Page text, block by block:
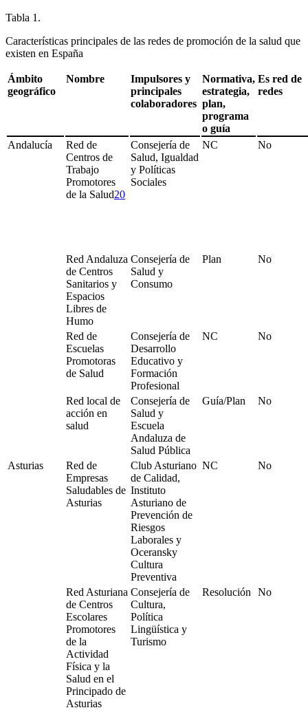
Tabla 1.
Características principales de las redes de promoción de la salud que
existen en España
Ámbito
geográfico
Nombre
Impulsores y
principales
colaboradores
Normativa,
estrategia,
plan,
programa
o guía
Es red de
redes
Andalucía
Red de
Centros de
Trabajo
Promotores
de la Salud20
Consejería de
Salud, Igualdad
y Políticas
Sociales
NC No
Red Andaluza
de Centros
Sanitarios y
Espacios
Libres de
Humo
Consejería de
Salud y
Consumo
Plan No
Red de
Escuelas
Promotoras
de Salud
Consejería de
Desarrollo
Educativo y
Formación
Profesional
NC No
Red local de
acción en
salud
Consejería de
Salud y
Escuela
Andaluza de
Salud Pública
Guía/Plan No
Asturias
Red de
Empresas
Saludables de
Asturias
Club Asturiano
de Calidad,
Instituto
Asturiano de
Prevención de
Riesgos
Laborales y
Oceransky
Cultura
Preventiva
NC No
Red Asturiana
de Centros
Escolares
Promotores
de la
Actividad
Física y la
Salud en el
Principado de
Asturias
Consejería de
Cultura,
Política
Lingüística y
Turismo
Resolución No